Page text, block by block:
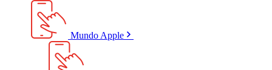
Mundo Apple